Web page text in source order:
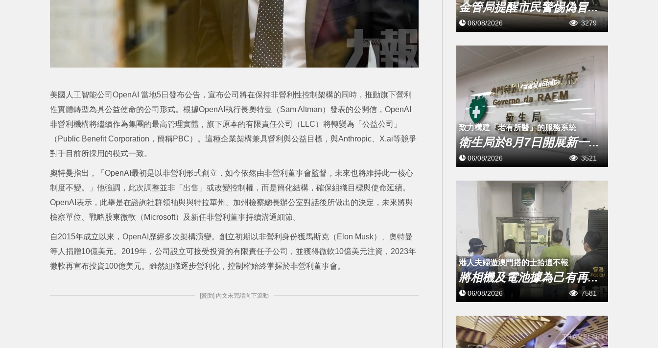
美國人工智能公司OpenAI 當地5日發布公告，宣布公司將在保持非營利性控制架構的同時，推動旗下營利
性實體轉型為具公益使命的公司形式。根據OpenAI執行長奧特曼（Sam Altman）發表的公開信，OpenAI
非營利機構將繼續作為集團的最高管理實體，旗下原本的有限責任公司（LLC）將轉變為「公益公司」
（Public Benefit Corporation，簡稱PBC）。這種企業架構兼具營利與公益目標，與Anthropic、X.ai等競爭
對手目前所採用的模式一致。
奧特曼指出，「OpenAI最初是以非營利形式創立，如今依然由非營利董事會監督，未來也將維持此一核心
制度不變。」他強調，此次調整並非「出售」或改變控制權，而是簡化結構，確保組織目標與使命延續。
OpenAI表示，此舉是在諮詢社群領袖與與特拉華州、加州檢察總長辦公室對話後所做出的決定，未來將與
檢察單位、戰略股東微軟（Microsoft）及新任非營利董事持續溝通細節。
自2015年成立以來，OpenAI歷經多次架構演變。創立初期以非營利身份獲馬斯克（Elon Musk）、奧特曼
等人捐贈10億美元。2019年，公司設立可接受投資的有限責任子公司，並獲得微軟10億美元注資，2023年
微軟再宣布投資100億美元。雖然組織逐步營利化，控制權始終掌握於非營利董事會。
[贊助] 內文未完請向下滾動
金管局提醒市民警惕偽冒...
06/08/2026 3279
致力構建「老有所醫」的服務系統
衛生局於8月7日開展新一...
06/08/2026 3521
​港人夫婦遊澳門搭的士拾遺不報
將相機及電池據為己有再...
06/08/2026 7581